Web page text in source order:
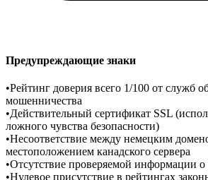
Предупреждающие знаки
•Рейтинг доверия всего 1/100 от служб
мошенничества
•Действительный сертификат SSL
ложного чувства безопасности)
•Несоответствие между немецким
местоположением канадского сервера
•Отсутствие проверяемой информации о
•Нулевое присутствие в рейтингах